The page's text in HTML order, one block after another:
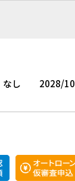
なし 2028/10